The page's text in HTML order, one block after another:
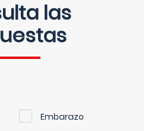
las
Embarazo